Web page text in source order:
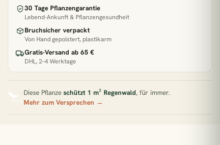
30 Tage Pflanzengarantie
Lebend-Ankunft & Pflanzengesundheit
Bruchsicher verpackt
Von Hand gepolstert, plastikarm
Gratis-Versand ab 65 €
DHL, 2–4 Werktage
Diese Pflanze schützt 1 m² Regenwald, für immer.
Mehr zum Versprechen →
Hängepflanzen Calathea
Große Pflanzen
Alle Zimmerpflanzen
Küche Büro